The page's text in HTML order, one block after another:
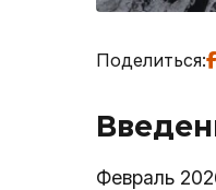
Поделиться:
Февраль